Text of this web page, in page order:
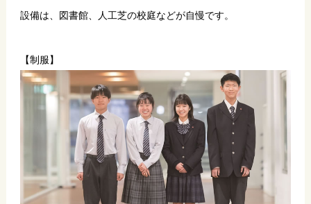
設備は、図書館、人工芝の校庭などが自慢です。
【制服】